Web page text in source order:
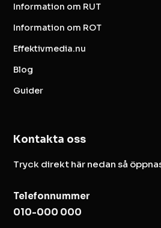
Information om RUT
Information om ROT
Effektivmedia.nu
Blog
Guider
Kontakta oss
Tryck direkt här nedan så
Telefonnummer
010-000 000